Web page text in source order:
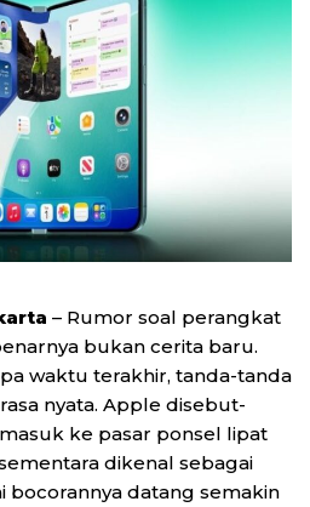
– Rumor soal perangkat
bukan cerita baru.
waktu terakhir, tanda-tanda
nyata. Apple disebut-
ke pasar ponsel lipat
dikenal sebagai
bocorannya datang semakin